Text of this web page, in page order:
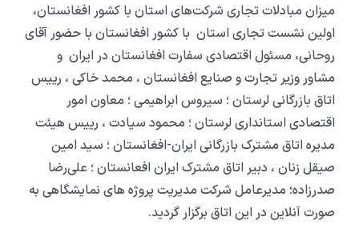
میزان مبادلات تجاری شرکت‌های استان با کشور افغانستان،
اولین نشست تجاری استان با کشور افغانستان با حضور آقای
روحانی، مسئول اقتصادی سفارت افغانستان در ایران و
مشاور وزیر تجارت و صنایع افغانستان ، محمد خاکی ، رییس
اتاق بازرگانی لرستان ؛ سیروس ابراهیمی ؛ معاون امور
اقتصادی استانداری لرستان ؛ محمود سیادت ، رییس هیئت
مدیره اتاق مشترک بازرگانی ایران-افغانستان ؛ سید امین
صیقل زنان ، دبیر اتاق مشترک ایران افعانستان ؛ علی‌رضا
صدرزاده؛ مدیرعامل شرکت مدیریت پروژه های نمایشگاهی به
صورت آنلاین در این اتاق برگزار گردید.